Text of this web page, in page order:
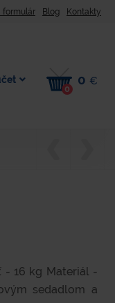
formulár Blog Kontakty
0
0 €
- 16 kg Materiál -
sedadlom a